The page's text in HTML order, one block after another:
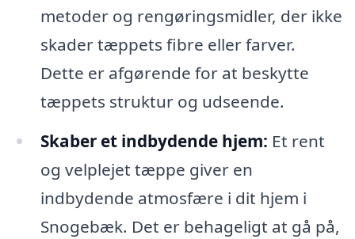
metoder og rengøringsmidler, der ikke
skader tæppets fibre eller farver.
Dette er afgørende for at beskytte
tæppets struktur og udseende.
Skaber et indbydende hjem: Et rent
og velplejet tæppe giver en
indbydende atmosfære i dit hjem i
Snogebæk. Det er behageligt at gå på,